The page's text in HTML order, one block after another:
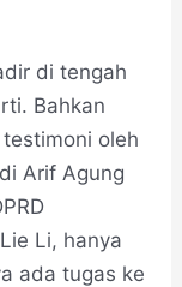
di tengah
Bahkan
oleh
Arif Agung
Li, hanya
ada tugas ke